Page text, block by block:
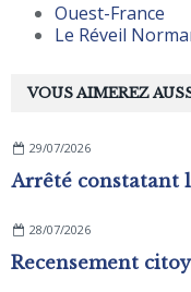
VOUS AIMEREZ
29/07/2026
28/07/2026
Recensement
Ouest-France
Le Réveil